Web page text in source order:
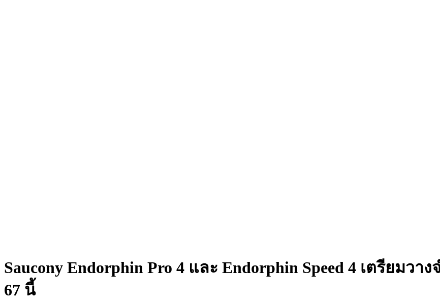
Saucony Endorphin Pro 4 และ Endorphin Speed 4 เตรียมวา
67 นี้